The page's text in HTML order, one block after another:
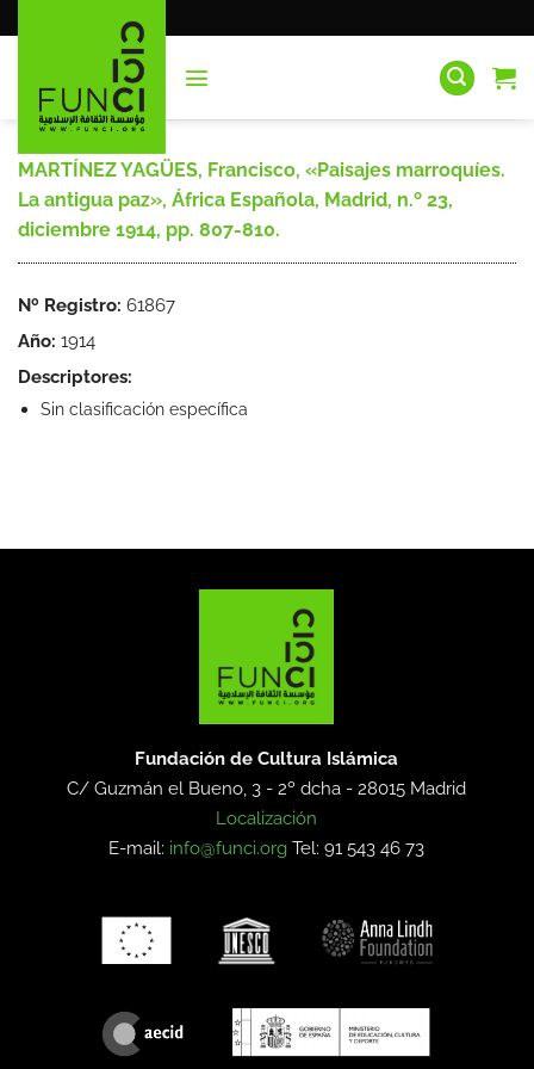
al
MARTÍNEZ YAGÜES, Francisco, «Paisajes marroquíes.
La antigua paz», África Española, Madrid, n.º 23,
diciembre 1914, pp. 807-810.
Nº Registro: 61867
Año: 1914
Descriptores:
Sin clasificación específica
Fundación de Cultura Islámica
C/ Guzmán el Bueno, 3 - 2º dcha -28015 Madrid
Localización
E-mail: info@funci.org Tel: 91 543 46 73